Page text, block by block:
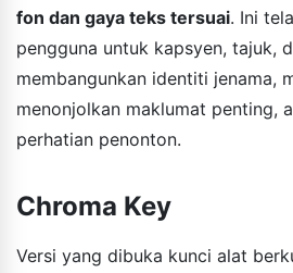
fon dan gaya teks tersuai. Ini
pengguna untuk kapsyen, tajuk,
membangunkan identiti jenama,
menonjolkan maklumat penting,
perhatian penonton.
Chroma Key
Versi yang dibuka kunci alat